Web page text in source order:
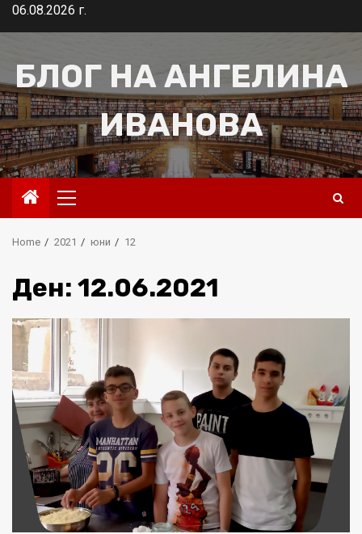
Skip06.08.2026 г.
БЛОГ НА АНГЕЛИНА
ИВАНОВА
Primary
Menu
Home 2021 юни 12
Ден: 12.06.2021